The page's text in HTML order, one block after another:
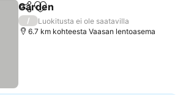
Jaa Lisää suosikkeihin
Garden
/
Luokitusta ei ole saatavilla
6.7 km kohteesta Vaasan lentoasema